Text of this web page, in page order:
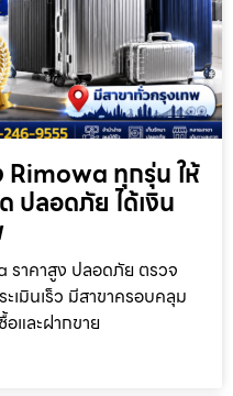
Rimowa ทุกรุ่น ให้
ปลอดภัย ได้เงิน
ราคาสูง ปลอดภัย ตรวจ
เมินเร็ว มีสาขาครอบคลุม
และฝากขาย